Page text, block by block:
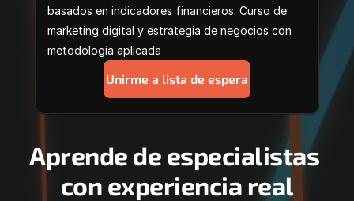
basados en indicadores financieros. Curso de
marketing digital y estrategia de negocios con
metodología aplicada
Unirme a lista de espera
Aprende de especialistas
con experiencia real